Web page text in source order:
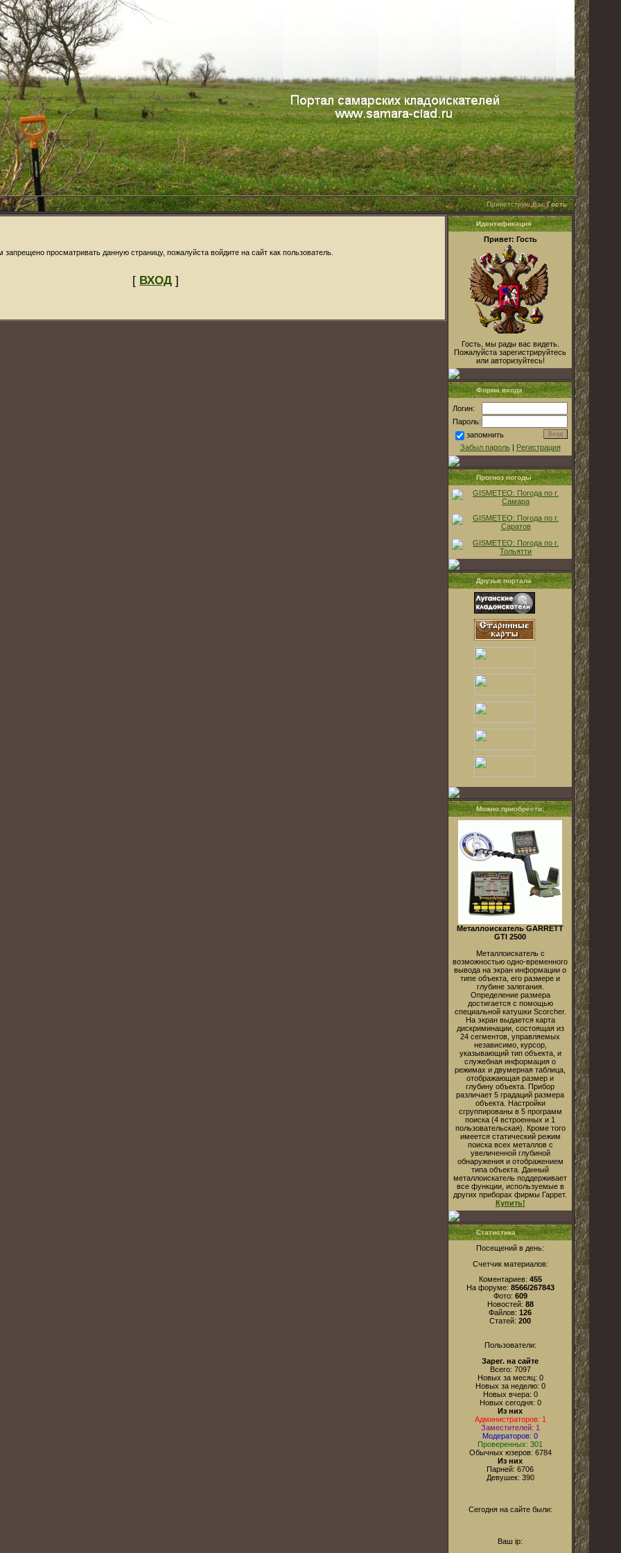
Приветствую ВасГость
запрещено просматривать данную страницу, пожалуйста войдите на сайт как пользователь.
[ ВХОД ]
Идентификация
Привет: Гость
Гость, мы рады вас видеть.
Пожалуйста зарегистрируйтесь
или авторизуйтесь!
Форма входа
Логин:
Пароль:
запомнить
Забыл пароль| Регистрация
Прогноз погоды
Друзья портала
Можно приобрести:
Металлоискатель GARRETT
GTI 2500
Металлоискатель с
возможностью одно-временного
вывода на экран информации о
типе объекта, его размере и
глубине залегания.
Определение размера
достигается с помощью
специальной катушки Scorcher.
На экран выдается карта
дискриминации, состоящая из
24 сегментов, управляемых
независимо, курсор,
указывающий тип объекта, и
служебная информация о
режимах и двумерная таблица,
отображающая размер и
глубину объекта. Прибор
различает 5 градаций размера
объекта. Настройки
сгруппированы в 5 программ
поиска (4 встроенных и 1
пользовательская). Кроме того
имеется статический режим
поиска всех металлов с
увеличенной глубиной
обнаружения и отображением
типа объекта. Данный
металлоискатель поддерживает
все функции, используемые в
других приборах фирмы Гаррет.
Купить!
Статистика
Посещений в день:
Счетчик материалов:
Коментариев: 455
На форуме: 8566/267843
Фото: 609
Новостей: 88
Файлов: 126
Статей: 200
Пользователи:
Зарег. на сайте
Всего: 7097
Новых за месяц: 0
Новых за неделю: 0
Новых вчера: 0
Новых сегодня: 0
Из них
Администраторов: 1
Заместителей: 1
Модераторов: 0
Проверенных: 301
Обычных юзеров: 6784
Из них
Парней: 6706
Девушек: 390
Сегодня на сайте были:
Ваш ip: